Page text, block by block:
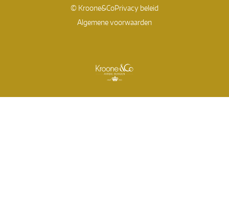
© Kroone&CoPrivacy beleid
Algemene voorwaarden